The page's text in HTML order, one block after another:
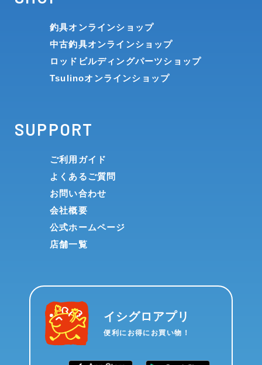
釣具オンラインショップ
中古釣具オンラインショップ
ロッドビルディングパーツショップ
Tsulinoオンラインショップ
SUPPORT
ご利用ガイド
よくあるご質問
お問い合わせ
会社概要
公式ホームページ
店舗一覧
イシグロアプリ
便利にお得にお買い物！